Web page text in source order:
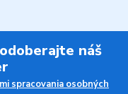
náš
spracovania osobných